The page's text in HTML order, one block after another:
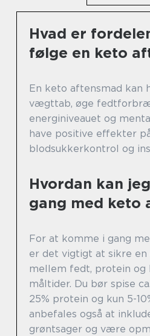
Hvad er
følge en keto
En keto aftensmad kan
vægttab, øge
energiniveauet og
have positive effekter
blodsukkerkontrol og
Hvordan kan
gang med keto
For at komme i gang
er det vigtigt at sikre en
mellem fedt, protein og
måltider. Du bør spise
25% protein og kun 5-
anbefales også at
grøntsager og være